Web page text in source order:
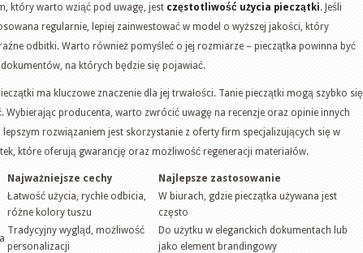
który warto wziąć pod uwagę, jest częstotliwość użycia pieczątki. Jeśli
regularnie, lepiej zainwestować w model o wyższej jakości, który
odbitki. Warto również pomyśleć o jej rozmiarze – pieczątka powinna być
na których będzie się pojawiać.
ma kluczowe znaczenie dla jej trwałości. Tanie pieczątki mogą szybko się
Wybierając producenta, warto zwrócić uwagę na recenzje oraz opinie innych
lepszym rozwiązaniem jest skorzystanie z oferty firm specjalizujących się w
które oferują gwarancję oraz możliwość regeneracji materiałów.
Najważniejsze cechy
Najlepsze zastosowanie
Łatwość użycia, rychłe odbicia,
różne kolory tuszu
W biurach, gdzie pieczątka używana jest
często
Tradycyjny wygląd, możliwość
personalizacji
Do użytku w eleganckich dokumentach lub
jako element brandingowy